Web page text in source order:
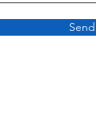
Send